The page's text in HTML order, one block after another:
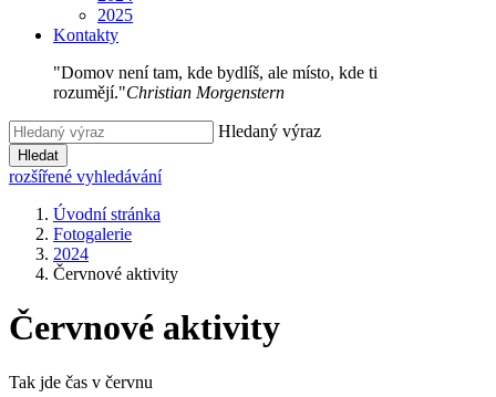
2025
Kontakty
"Domov není tam, kde bydlíš, ale místo, kde ti
rozumějí."Christian Morgenstern
Hledaný výraz
Hledat
rozšířené vyhledávání
Úvodní stránka
Fotogalerie
2024
Červnové aktivity
Červnové aktivity
Tak jde čas v červnu